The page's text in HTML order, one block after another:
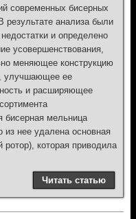
современных бисерных
результате анализа были
и определено
усовершенствования,
меняющее конструкцию
улучшающее ее
и расширяющее
бисерная мельница
из нее удалена основная
которая приводила
Читать статью